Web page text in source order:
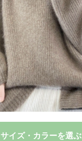
サイズ・カラーを選ぶ